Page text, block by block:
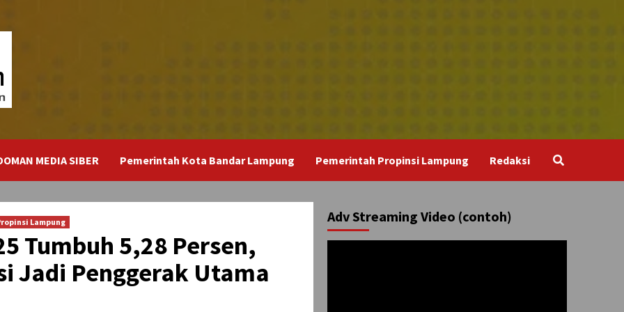
MEDIA SIBER Pemerintah Kota Bandar Lampung Pemerintah Propinsi Lampung Redaksi
Lampung
Tumbuh 5,28 Persen,
Jadi Penggerak Utama
Adv Streaming Video (contoh)